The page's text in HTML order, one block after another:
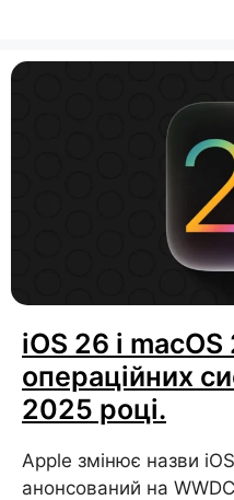
iOS 26 і macOS
операційних
2025 році.
Apple змінює назви
анонсований на